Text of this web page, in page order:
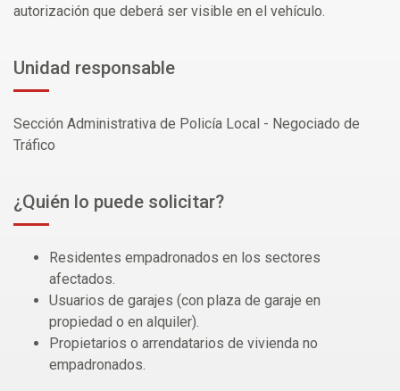
autorización que deberá ser visible en el vehículo.
Unidad responsable
Sección Administrativa de Policía Local - Negociado de
Tráfico
¿Quién lo puede solicitar?
Residentes empadronados en los sectores
afectados.
Usuarios de garajes (con plaza de garaje en
propiedad o en alquiler).
Propietarios o arrendatarios de vivienda no
empadronados.